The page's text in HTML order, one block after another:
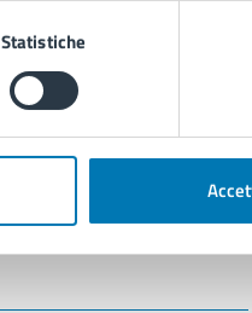
Statistiche